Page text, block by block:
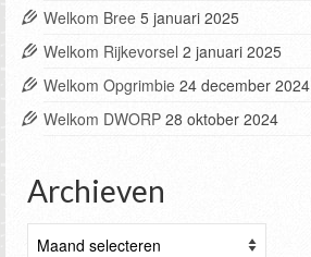
Welkom Bree 5 januari 2025
Welkom Rijkevorsel 2 januari 2025
Welkom Opgrimbie 24 december 2024
Welkom DWORP 28 oktober 2024
Archieven